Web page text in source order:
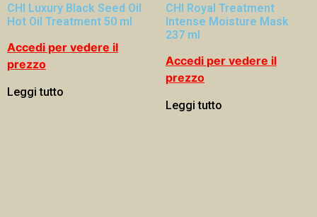
CHI Luxury Black Seed Oil
Hot Oil Treatment 50 ml
Accedi per vedere il
prezzo
Leggi tutto
CHI Royal Treatment
Intense Moisture Mask
237 ml
Accedi per vedere il
prezzo
Leggi tutto